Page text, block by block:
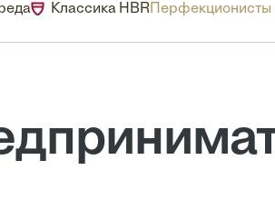
Классика HBR Перфекционисты